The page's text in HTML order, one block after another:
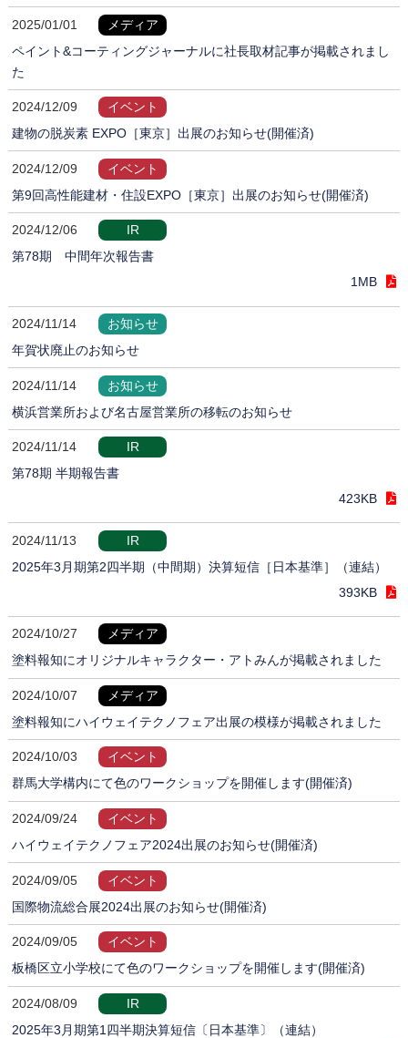
2025/01/01
メディア
ペイント&コーティングジャーナルに社長取材記事が掲載されまし
た
2024/12/09
イベント
建物の脱炭素 EXPO［東京］出展のお知らせ(開催済)
2024/12/09
イベント
第9回高性能建材・住設EXPO［東京］出展のお知らせ(開催済)
2024/12/06
IR
第78期 中間年次報告書
1MB
2024/11/14
お知らせ
年賀状廃止のお知らせ
2024/11/14
お知らせ
横浜営業所および名古屋営業所の移転のお知らせ
2024/11/14
IR
第78期 半期報告書
423KB
2024/11/13
IR
2025年3月期第2四半期（中間期）決算短信［日本基準］（連結）
393KB
2024/10/27
メディア
塗料報知にオリジナルキャラクター・アトみんが掲載されました
2024/10/07
メディア
塗料報知にハイウェイテクノフェア出展の模様が掲載されました
2024/10/03
イベント
群馬大学構内にて色のワークショップを開催します(開催済)
2024/09/24
イベント
ハイウェイテクノフェア2024出展のお知らせ(開催済)
2024/09/05
イベント
国際物流総合展2024出展のお知らせ(開催済)
2024/09/05
イベント
板橋区立小学校にて色のワークショップを開催します(開催済)
2024/08/09
IR
2025年3月期第1四半期決算短信〔日本基準〕（連結）